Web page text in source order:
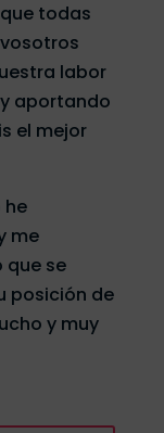
todas
labor
aportando
el mejor
he
me
que se
posición de
y muy